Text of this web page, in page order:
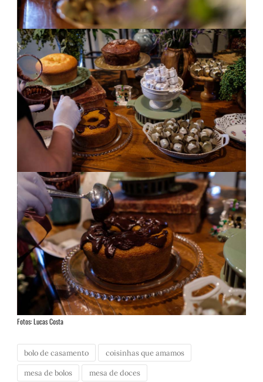
Fotos: Lucas Costa
bolo de casamento coisinhas que amamos
mesa de bolos mesa de doces